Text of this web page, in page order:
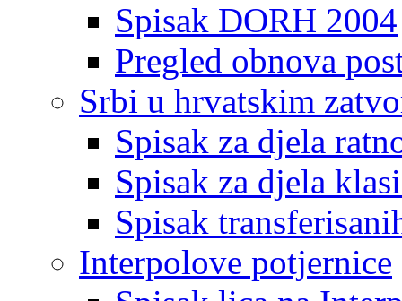
Spisak DORH 2004
Pregled obnova
Srbi u hrvatskim
Spisak za djela
Spisak za djela
Spisak
Interpolove potjernice